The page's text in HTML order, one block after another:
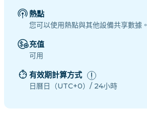
熱點
您可以使用熱點與其他設備共享數據。
充值
可用
有效期計算方式
日曆日（UTC+0）/ 24小時